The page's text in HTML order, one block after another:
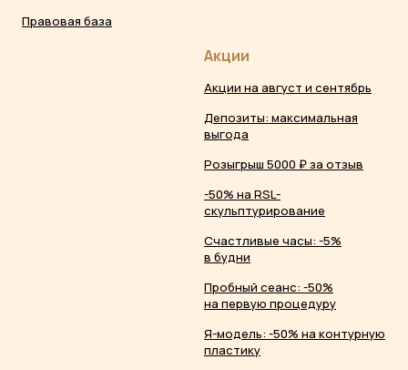
Правовая база
Акции
Акции на август и сентябрь
Депозиты: максимальная
выгода
Розыгрыш 5000 ₽ за отзыв
-50% на RSL-
скульптурирование
Счастливые часы: -5%
в будни
Пробный сеанс: -50%
на первую процедуру
Я-модель: -50% на контурную
пластику